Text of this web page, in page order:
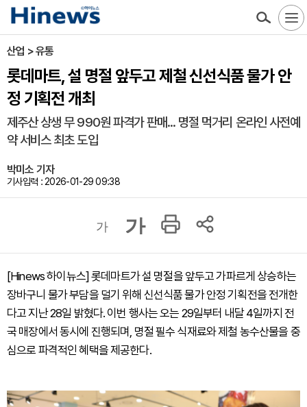
산업 > 유통
롯데마트, 설 명절 앞두고 제철 신선식품 물가 안
정 기획전 개최
제주산 상생 무 990원 파격가 판매... 명절 먹거리 온라인 사전예
약 서비스 최초 도입
박미소 기자
기사입력 : 2026-01-29 09:38
가 가
[Hinews 하이뉴스] 롯데마트가 설 명절을 앞두고 가파르게 상승하는
장바구니 물가 부담을 덜기 위해 신선식품 물가 안정 기획전을 전개한
다고 지난 28일 밝혔다. 이번 행사는 오는 29일부터 내달 4일까지 전
국 매장에서 동시에 진행되며, 명절 필수 식재료와 제철 농수산물을 중
심으로 파격적인 혜택을 제공한다.